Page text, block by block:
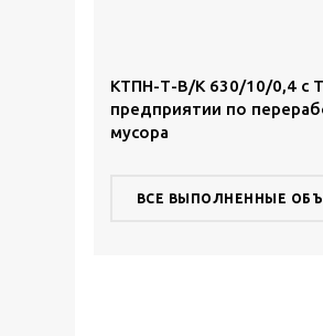
КТПН-Т-В/К 630/10/0,4 с
предприятии по
мусора
ВСЕ ВЫПОЛНЕННЫЕ